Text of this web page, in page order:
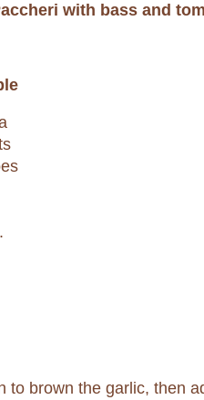
with bass and
to brown the garlic, then